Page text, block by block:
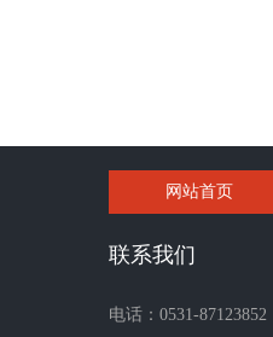
网站首页
联系我们
电话：0531-87123852